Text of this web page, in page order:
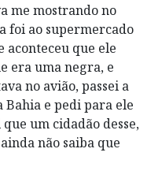
me mostrando no
foi ao supermercado
aconteceu que ele
era uma negra, e
no avião, passei a
e pedi para ele
um cidadão desse,
não saiba que